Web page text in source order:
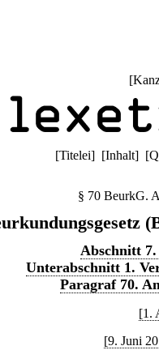
[
[Titelei] [Inhalt] [
§ 70 BeurkG.
Abschnitt
Unterabschnitt 1.
Paragraf 70.
[1.
[9. Juni